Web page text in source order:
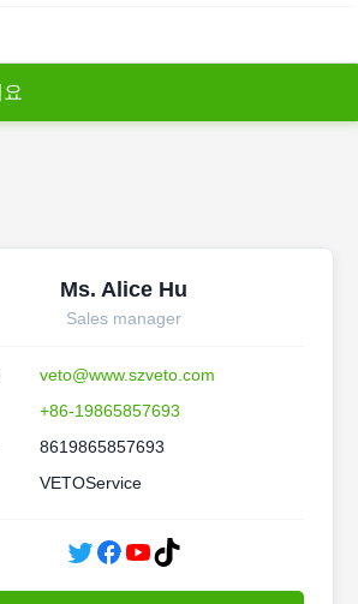
요
Ms. Alice Hu
Sales manager
veto@www.szveto.com
+86-19865857693
8619865857693
VETOService